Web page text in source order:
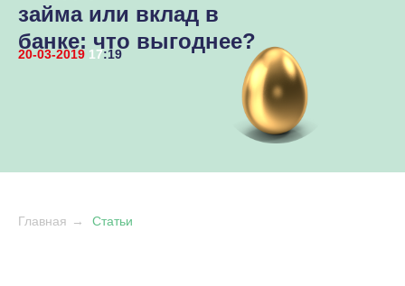
20-03-2019 17:19
займа или вклад в
банке: что выгоднее?
Главная → Статьи